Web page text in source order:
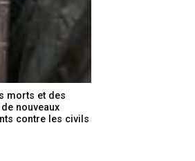
morts et des
nouveaux
contre les civils